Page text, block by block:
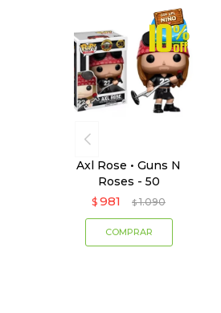
Axl Rose • Guns N
Roses - 50
$ 981 $ 1.090